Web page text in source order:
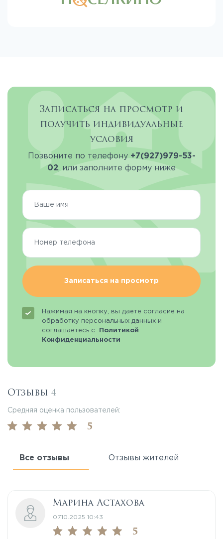
Записаться на просмотр и
получить индивидуальные
условия
Позвоните по телефону +7(927)979-53-
02, или заполните форму ниже
Записаться на просмотр
Нажимая на кнопку, вы даете согласие на
обработку персональных данных и
соглашаетесь с
Политикой
Конфиденциальности
Отзывы 4
Средняя оценка пользователей:
5
Все отзывы Отзывы жителей
Марина Астахова
07.10.2025 10:43
5